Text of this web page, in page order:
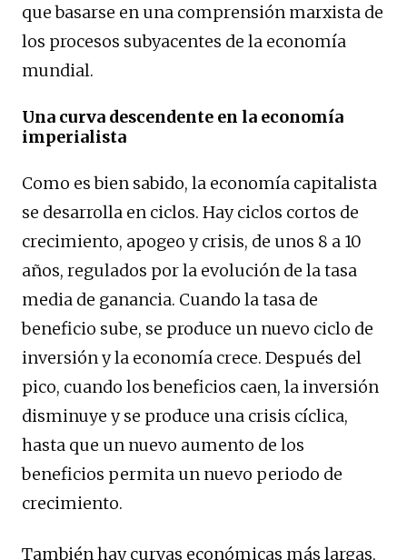
que basarse en una comprensión marxista de
los procesos subyacentes de la economía
mundial.
Una curva descendente en la economía
imperialista
Como es bien sabido, la economía capitalista
se desarrolla en ciclos. Hay ciclos cortos de
crecimiento, apogeo y crisis, de unos 8 a 10
años, regulados por la evolución de la tasa
media de ganancia. Cuando la tasa de
beneficio sube, se produce un nuevo ciclo de
inversión y la economía crece. Después del
pico, cuando los beneficios caen, la inversión
disminuye y se produce una crisis cíclica,
hasta que un nuevo aumento de los
beneficios permita un nuevo periodo de
crecimiento.
También hay curvas económicas más largas,